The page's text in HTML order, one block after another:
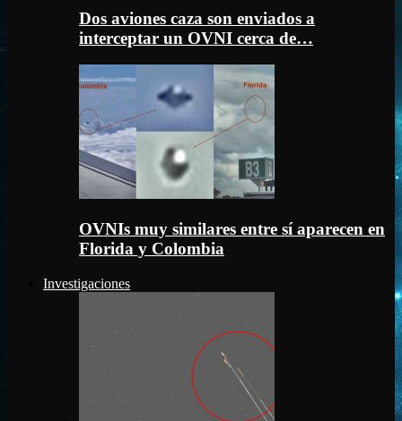
Dos aviones caza son enviados a
interceptar un OVNI cerca de…
OVNIs muy similares entre sí aparecen en
Florida y Colombia
Investigaciones